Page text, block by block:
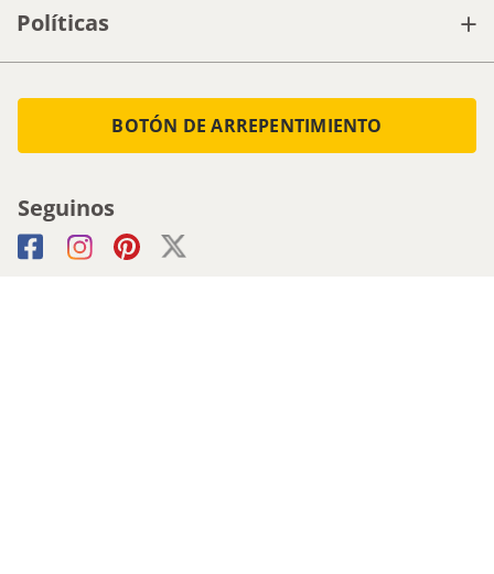
Políticas +
BOTÓN DE ARREPENTIMIENTO
Seguinos